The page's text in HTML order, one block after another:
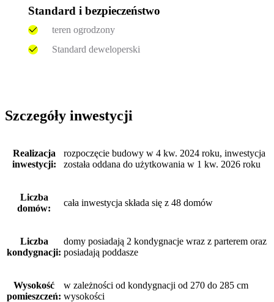
Standard i bezpieczeństwo
teren ogrodzony
Standard deweloperski
Szczegóły inwestycji
Realizacja
inwestycji:
rozpoczęcie budowy w 4 kw. 2024 roku, inwestycja
została oddana do użytkowania w 1 kw. 2026 roku
Liczba
domów:
cała inwestycja składa się z 48 domów
Liczba
kondygnacji:
domy posiadają 2 kondygnacje wraz z parterem oraz
posiadają poddasze
Wysokość
pomieszczeń:
w zależności od kondygnacji od 270 do 285 cm
wysokości